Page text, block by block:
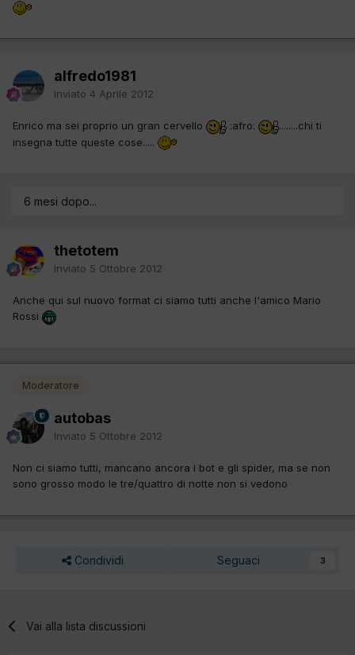
alfredo1981
Inviato 4 Aprile 2012
Enrico ma sei proprio un gran cervello :afro:
........chi ti
insegna tutte queste cose.....
6 mesi dopo...
thetotem
Inviato 5 Ottobre 2012
Anche qui sul nuovo format ci siamo tutti anche l'amico Mario
Rossi
Moderatore
autobas
Inviato 5 Ottobre 2012
Non ci siamo tutti, mancano ancora i bot e gli spider, ma se non
sono grosso modo le tre/quattro di notte non si vedono
Condividi Seguaci 3
Vai alla lista discussioni